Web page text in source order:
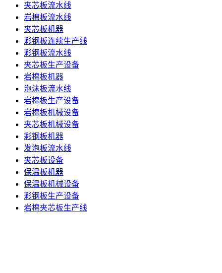
夹芯板流水线
岩棉板流水线
夹芯板机器
彩钢板连续生产线
彩钢板流水线
夹芯板生产设备
岩棉板机器
泡沫板流水线
岩棉板生产设备
岩棉板机械设备
夹芯板机械设备
彩钢板机器
发泡板流水线
夹芯板设备
保温板机器
保温板机械设备
彩钢板生产设备
岩棉夹芯板生产线